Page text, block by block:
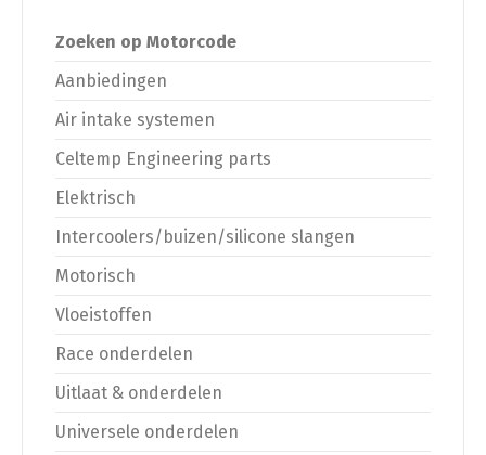
Zoeken op Motorcode
Aanbiedingen
Air intake systemen
Celtemp Engineering parts
Elektrisch
Intercoolers/buizen/silicone slangen
Motorisch
Vloeistoffen
Race onderdelen
Uitlaat & onderdelen
Universele onderdelen